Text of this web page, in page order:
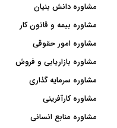
چرا
بگیریم؟
مسائل
پیچیده
مشاور
مشاوره دانش بنیان
مشاوره بیمه و قانون کار
مشاوره امور حقوقی
مشاوره بازاریابی و فروش
مشاوره سرمایه گذاری
مشاوره کارآفرینی
مشاوره منابع انسانی